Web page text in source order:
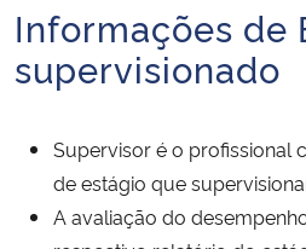
Ministério da Infraestrutura
Ministério da Educação
Ministério da Cidadania
Início do conteúdo
Informações de
supervisionado
Supervisor é o profissional
de estágio que
A avaliação do